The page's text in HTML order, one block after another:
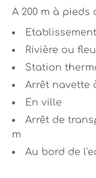
A 200 m à pieds
Rivière ou
Station
Arrêt navette
En ville
Arrêt de
m
Au bord de